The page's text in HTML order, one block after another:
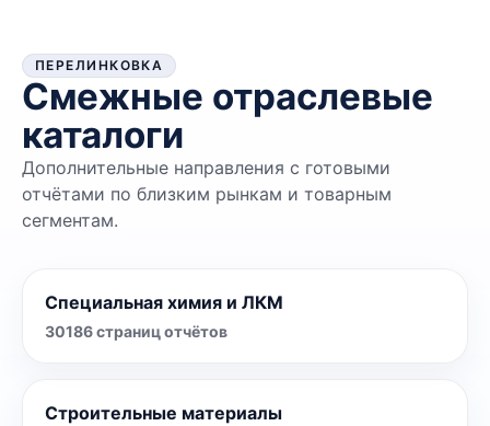
ПЕРЕЛИНКОВКА
Смежные отраслевые
каталоги
Дополнительные направления с готовыми
отчётами по близким рынкам и товарным
сегментам.
Специальная химия и ЛКМ
30186страниц отчётов
Строительные материалы